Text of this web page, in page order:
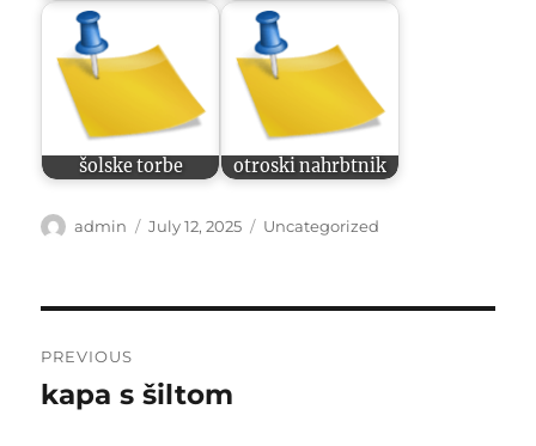
šolske torbe otroski nahrbtnik
Author
admin
Posted
July 12, 2025 Categories
Uncategorized
navigation
PREVIOUS
Previous
kapa s šiltom